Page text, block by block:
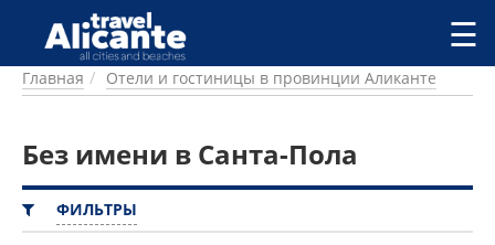
Перейти к основному содержанию
ГОРОДА
ПИТАНИЕ
ПЛЯЖИ
ДОСТОПРИМЕЧАТЕЛЬНОСТИ
☰
Главная Отели и гостиницы в провинции Аликанте
Без имени в Санта-Пола
ФИЛЬТРЫ